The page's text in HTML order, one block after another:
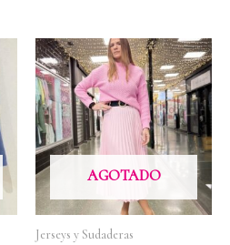
AGOTADO
Jerseys y Sudaderas